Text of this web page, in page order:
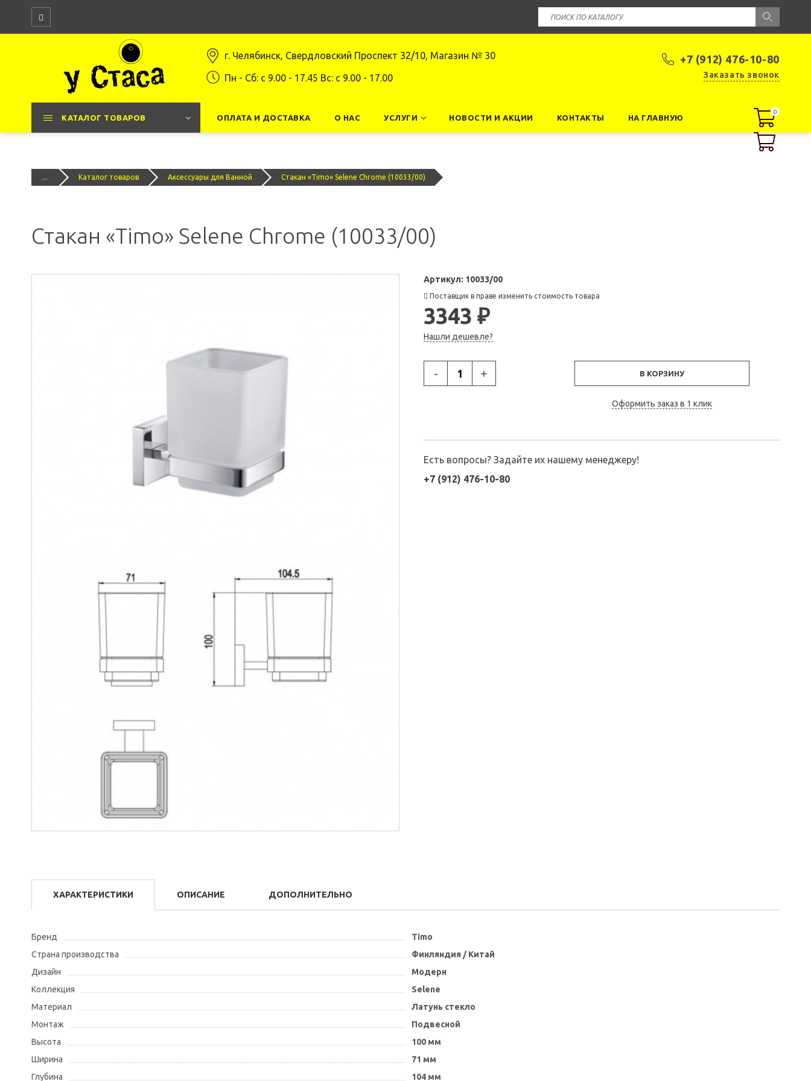
+7 (912) 476-10-80
Заказать звонок
г. Челябинск, Свердловский Проспект 32/10, Магазин № 30
Пн - Сб: c 9.00 - 17.45 Вс: c 9.00 - 17.00
КАТАЛОГ ТОВАРОВ ОПЛАТА И ДОСТАВКА О НАС УСЛУГИ НОВОСТИ И АКЦИИ КОНТАКТЫ НА ГЛАВНУЮ
0
0
... Каталог товаров Аксессуары для Ванной Стакан «Timo» Selene Chrome (10033/00)
Стакан «Timo» Selene Chrome (10033/00)
Артикул: 10033/00
Поставщик в праве изменить стоимость товара
3343 ₽
Нашли дешевле?
- + В КОРЗИНУ
Оформить заказ в 1 клик
Есть вопросы? Задайте их нашему менеджеру!
+7 (912) 476-10-80
ХАРАКТЕРИСТИКИ ОПИСАНИЕ ДОПОЛНИТЕЛЬНО
Бренд
Timo
Страна производства
Финляндия / Китай
Дизайн
Модерн
Коллекция
Selene
Материал
Латунь стекло
Монтаж
Подвесной
Высота
100 мм
Ширина
71 мм
Глубина
104 мм